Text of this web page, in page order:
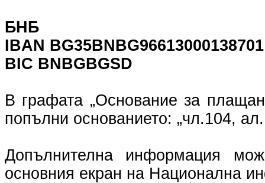
БНБ
IBAN BG35BNBG96613000138701
BIC BNBGBGSD
В графата „Основание за
попълни основанието: „чл.104,
Допълнителна информация
основния екран на Национална